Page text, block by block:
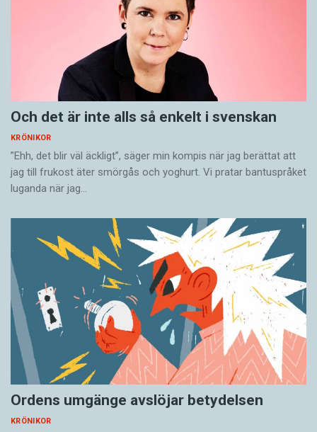
Och det är inte alls så enkelt i svenskan
KRÖNIKOR
”Ehh, det blir väl äckligt”, säger min kompis när jag berättat att
jag till frukost äter smörgås och yoghurt. Vi pratar bantuspråket
luganda när jag…
Ordens umgänge avslöjar betydelsen
KRÖNIKOR